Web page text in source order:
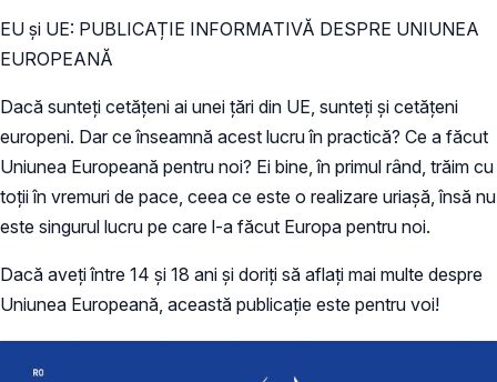
EU și UE: PUBLICAȚIE INFORMATIVĂ DESPRE UNIUNEA
EUROPEANĂ
Dacă sunteți cetățeni ai unei țări din UE, sunteți și cetățeni
europeni. Dar ce înseamnă acest lucru în practică? Ce a făcut
Uniunea Europeană pentru noi? Ei bine, în primul rând, trăim cu
toții în vremuri de pace, ceea ce este o realizare uriașă, însă nu
este singurul lucru pe care l-a făcut Europa pentru noi.
Dacă aveți între 14 și 18 ani și doriți să aflați mai multe despre
Uniunea Europeană, această publicație este pentru voi!